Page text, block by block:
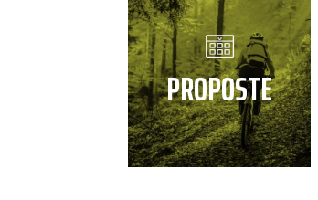
PROPOSTE